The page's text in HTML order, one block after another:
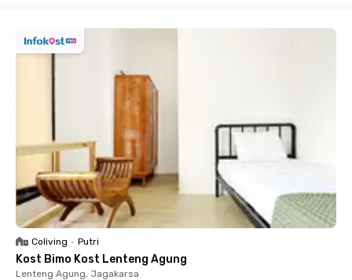
Coliving • Putri
Kost Bimo Kost Lenteng Agung
Lenteng Agung, Jagakarsa